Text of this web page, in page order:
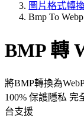
圖片格式轉
Bmp To Webp
BMP 轉
將BMP轉換為
100% 保護隱私 完
台支援